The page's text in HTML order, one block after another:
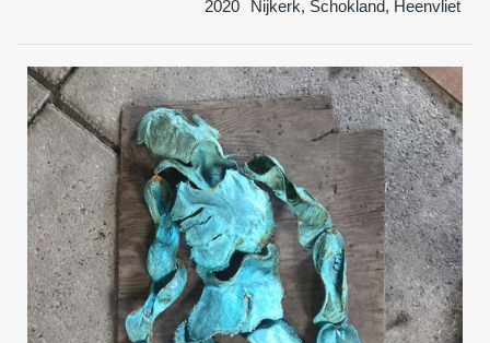
2020 Nijkerk, Schokland, Heenvliet